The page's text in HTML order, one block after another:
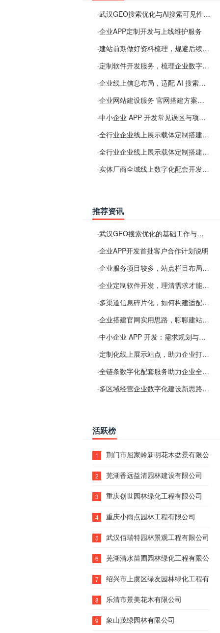
·武汉GEO搜索优化与AI搜索可见性服务
·企业APP定制开发与上线维护服务
·建站前期做好资料梳理，规避后续各类使用难题
·定制软件开发服务，梳理企业数字化落地常见难点
·企业线上信息布局，适配 AI 搜索需要留意这些要点
·企业网站建设服务 官网搭建方案经验分享
·中小企业 APP 开发常见误区与项目规划实用经验
·全行业企业线上展示载体定制搭建服务
·全行业企业线上展示载体定制搭建服务
·实体厂商全域线上数字化配套开发与地域检索优化服务
推荐资讯
·武汉GEO搜索优化的基础工作与实施思路
·企业APP开发首批客户合作计划说明
·企业服务项目较多，站点栏目布局规划参考思路
·企业定制软件开发，理清需求才能提升数字化落地效率
·多渠道信息碎片化，如何构建适配 AI 检索的品牌信息源
·企业搭建官网实用思路，聊聊建站容易忽视的问题
·中小企业 APP 开发：需求规划与项目落地避坑经验分享
·定制化线上展示站点，助力企业打通线上经营渠道
·全链条数字化配套服务助力企业全域线上经营
·多区域经营企业数字化建设新思路：多端载体与地域检索一体化落地思路分享
活跃榜
1 荆门市屈家岭新明花木盆景有限公司
2 芜湖香远益清园林建设有限公司
3 重庆创世园林绿化工程有限公司
4 重庆小雨点园林工程有限公司
5 武汉佰瑞特园林景观工程有限公司
6 芜湖清水苗圃园林绿化工程有限公司
7 绍兴市上虞区绿友园林绿化工程有限
8 乐清市景美花木有限公司
9 象山茂绿园林有限公司